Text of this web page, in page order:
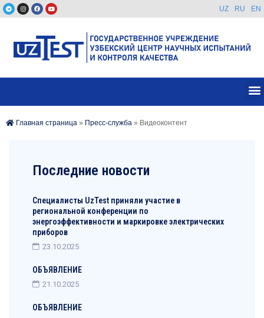
UZ RU EN
Главная страница » Пресс-служба » Видеоконтент
Последние новости
Специалисты UzTest приняли участие в
региональной конференции по
энергоэффективности и маркировке электрических
приборов
23.10.2025
ОБЪЯВЛЕНИЕ
21.10.2025
ОБЪЯВЛЕНИЕ